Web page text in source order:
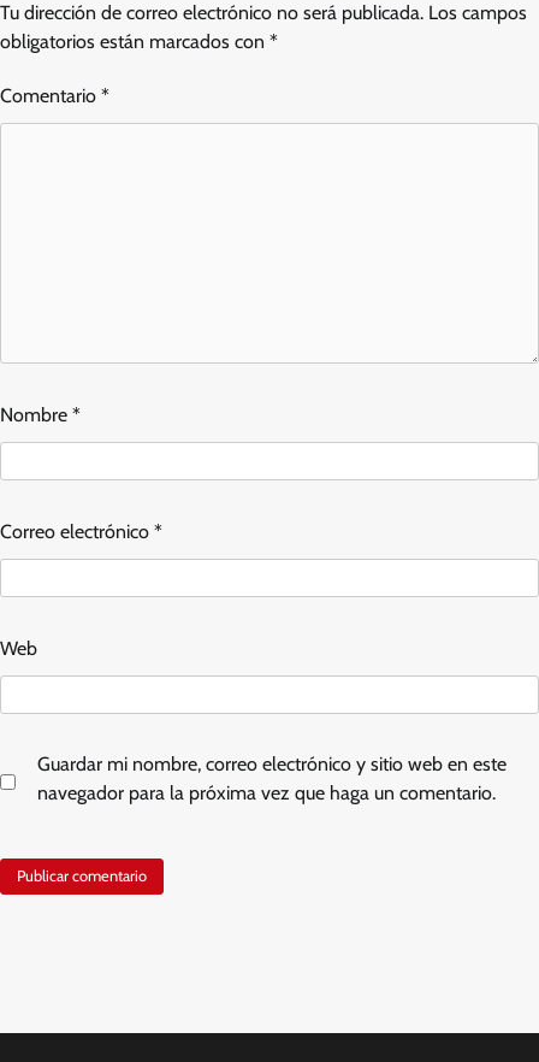
Tu dirección de correo electrónico no será publicada. Los campos
obligatorios están marcados con *
Comentario *
Nombre *
Correo electrónico *
Web
Guardar mi nombre, correo electrónico y sitio web en este
navegador para la próxima vez que haga un comentario.